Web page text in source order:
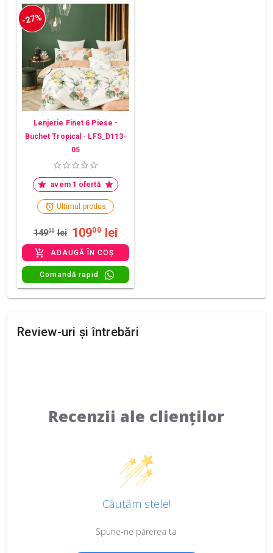
-27%
Lenjerie Finet 6 Piese -
Buchet Tropical - LFS_D113-
05
avem 1 ofertă
Ultimul produs
14900 lei 10900 lei
ADAUGĂ ÎN COȘ
Comandă rapid
Review-uri și întrebări
Recenzii ale clienților
Căutăm stele!
Spune-ne părerea ta